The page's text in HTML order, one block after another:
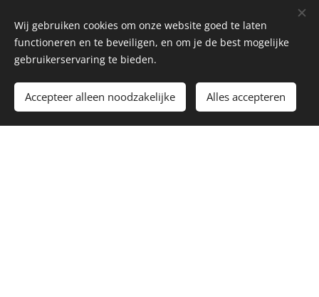
Voornaam + Naam
Wij gebruiken cookies om onze website goed te laten
functioneren en te beveiligen, en om je de best mogelijke
gebruikerservaring te bieden.
Accepteer alleen noodzakelijke Alles accepteren